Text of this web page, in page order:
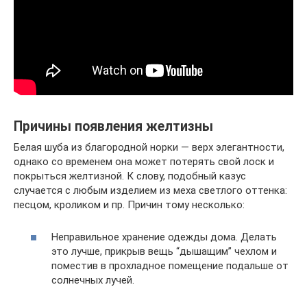
Причины появления желтизны
Белая шуба из благородной норки — верх элегантности,
однако со временем она может потерять свой лоск и
покрыться желтизной. К слову, подобный казус
случается с любым изделием из меха светлого оттенка:
песцом, кроликом и пр. Причин тому несколько:
Неправильное хранение одежды дома. Делать
это лучше, прикрыв вещь “дышащим” чехлом и
поместив в прохладное помещение подальше от
солнечных лучей.